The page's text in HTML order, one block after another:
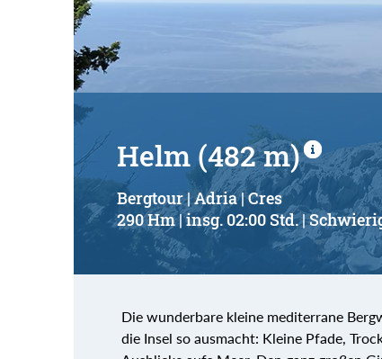
Helm (482 m)
Bergtour | Adria | Cres
290 Hm | insg. 02:00 Std. |
Die wunderbare kleine mediterrane
die Insel so ausmacht: Kleine Pfade,